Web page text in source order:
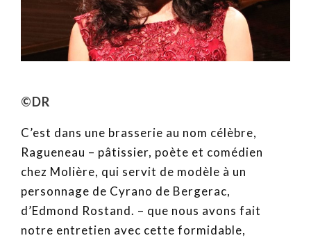
©DR
C’est dans une brasserie au nom célèbre,
Ragueneau – pâtissier, poète et comédien
chez Molière, qui servit de modèle à un
personnage de Cyrano de Bergerac,
d’Edmond Rostand. – que nous avons fait
notre entretien avec cette formidable,